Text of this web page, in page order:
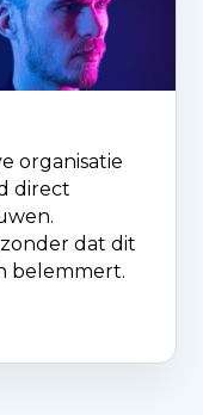
organisatie
direct
dat dit
belemmert.